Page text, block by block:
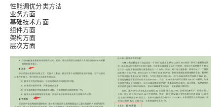
性能调优分类方法
业务方面
基础技术方面
组件方面
架构方面
层次方面